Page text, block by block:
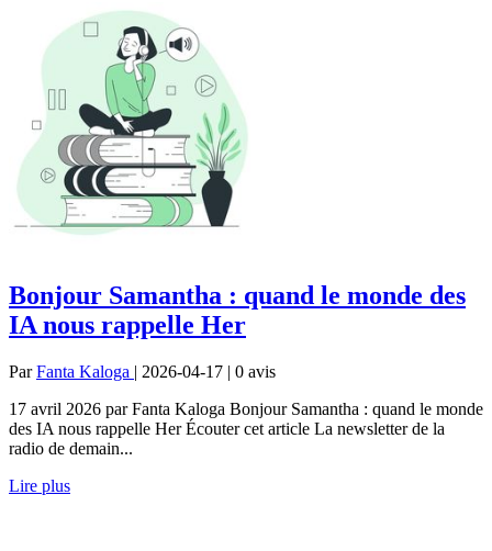
Bonjour Samantha : quand le monde des
IA nous rappelle Her
ParFanta Kaloga | 2026-04-17 | 0 avis
17 avril 2026 par Fanta Kaloga Bonjour Samantha : quand le monde
des IA nous rappelle Her Écouter cet article La newsletter de la
radio de demain...
Lire plus